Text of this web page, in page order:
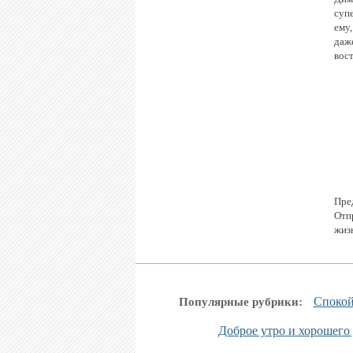
Популярные рубрики:
Доброе утро и хорошего